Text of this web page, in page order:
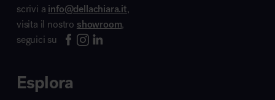
scrivi a info@dellachiara.it,
visita il nostro showroom,
seguici su
Esplora